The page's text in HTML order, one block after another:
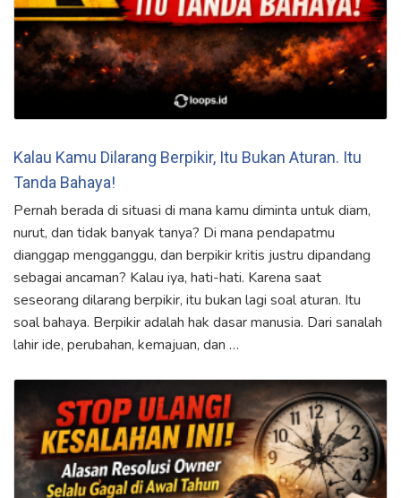
Kalau Kamu Dilarang Berpikir, Itu Bukan Aturan. Itu
Tanda Bahaya!
Pernah berada di situasi di mana kamu diminta untuk diam,
nurut, dan tidak banyak tanya? Di mana pendapatmu
dianggap mengganggu, dan berpikir kritis justru dipandang
sebagai ancaman? Kalau iya, hati-hati. Karena saat
seseorang dilarang berpikir, itu bukan lagi soal aturan. Itu
soal bahaya. Berpikir adalah hak dasar manusia. Dari sanalah
lahir ide, perubahan, kemajuan, dan …